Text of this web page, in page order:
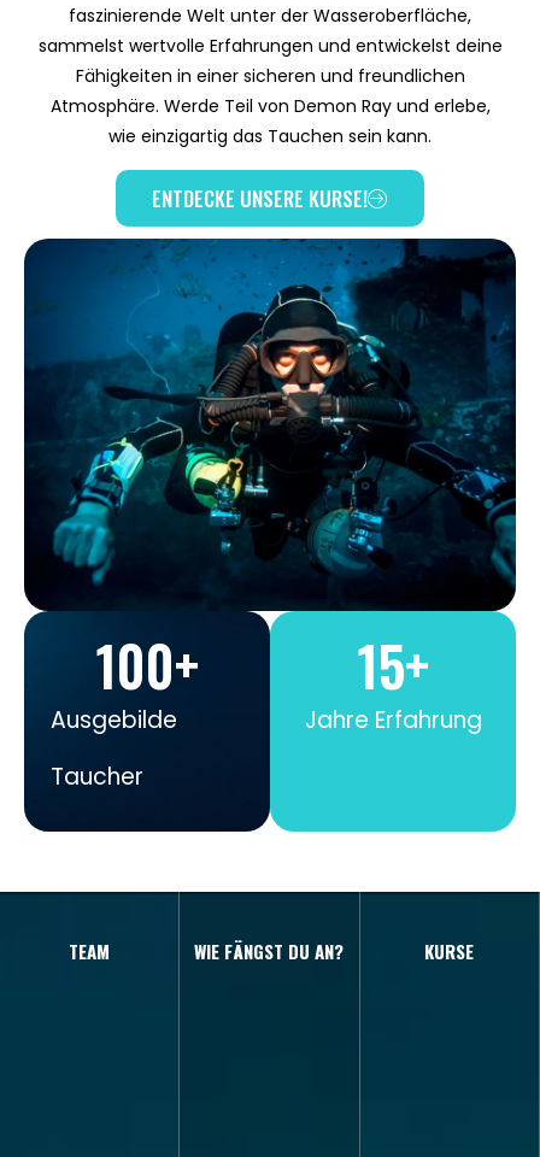
faszinierende Welt unter der Wasseroberfläche,
sammelst wertvolle Erfahrungen und entwickelst deine
Fähigkeiten in einer sicheren und freundlichen
Atmosphäre. Werde Teil von Demon Ray und erlebe,
wie einzigartig das Tauchen sein kann.
ENTDECKE UNSERE KURSE!
Ausgebilde
Taucher
100+
Jahre Erfahrung
15+
TEAM WIE FÄNGST DU AN? KURSE